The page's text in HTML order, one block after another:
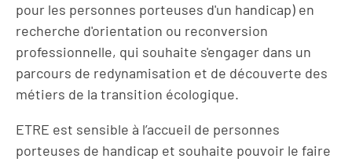
pour les personnes porteuses d'un handicap) en
recherche d'orientation ou reconversion
professionnelle, qui souhaite s'engager dans un
parcours de redynamisation et de découverte des
métiers de la transition écologique.
ETRE est sensible à l’accueil de personnes
porteuses de handicap et souhaite pouvoir le faire